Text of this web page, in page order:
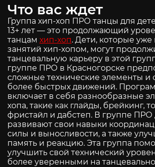
Что вас ждет
Группа хип-хоп ПРО танцы для
13+ лет — это продолжающий
танцам хип-хоп. Дети, которые
занятий хип-хопом, могут
танцевальную карьеру в этой
группе ПРО в Красногорске
сложные технические элементы и
более быстрых движений.
включает в себя разнообразные
хопа, такие как глайды, брейкинг,
фристайл и дабстеп. В группе ПРО
развивают свои навыки
силы и выносливости, а также
память и реакцию. Эта группа
улучшить свой технический
более уверенными на